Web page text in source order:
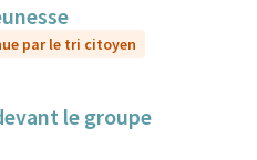
par le tri citoyen
le groupe